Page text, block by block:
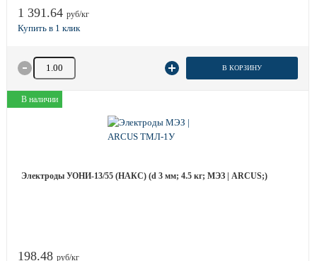
1 391.64 руб/кг
Количество товара В КОРЗИНУ
В наличии
Электроды УОНИ-13/55 (НАКС) (d 3 мм; 4.5 кг; МЭЗ | ARCUS;)
198.48 руб/кг